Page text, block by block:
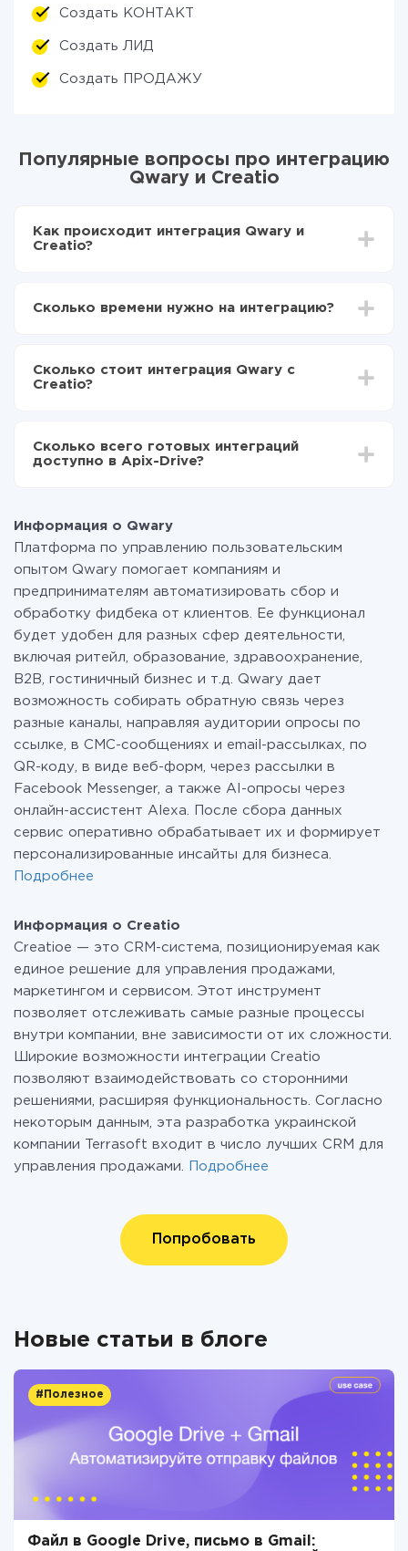
Создать КОНТАКТ
Создать ЛИД
Создать ПРОДАЖУ
Популярные вопросы про интеграцию
Qwary и Creatio
Как происходит интеграция Qwary и
Creatio?
Выбираете какие данные передавать из Qwary в
передаваться из Qwary в Creatio
Сколько времени нужно на интеграцию?
отличаться и составлять от 5-ти до 30-минут. В
среднем настройка занимает 10-15 минут.
Сколько стоит интеграция Qwary с
Creatio?
функционал. Вы оплачиваете только количество
данных, которые по факту передаются из одной
перейти на платный, при необходимости. Подробнее
о тарифах.
Сколько всего готовых интеграций
доступно в Apix-Drive?
Информация о Qwary
Платформа по управлению пользовательским
опытом Qwary помогает компаниям и
предпринимателям автоматизировать сбор и
обработку фидбека от клиентов. Ее функционал
будет удобен для разных сфер деятельности,
включая ритейл, образование, здравоохранение,
B2B, гостиничный бизнес и т.д. Qwary дает
возможность собирать обратную связь через
разные каналы, направляя аудитории опросы по
ссылке, в СМС-сообщениях и email-рассылках, по
QR-коду, в виде веб-форм, через рассылки в
Facebook Messenger, а также AI-опросы через
онлайн-ассистент Alexa. После сбора данных
сервис оперативно обрабатывает их и формирует
персонализированные инсайты для бизнеса.
Подробнее
Информация о Creatio
Creatioe — это CRM-система, позиционируемая как
единое решение для управления продажами,
маркетингом и сервисом. Этот инструмент
позволяет отслеживать самые разные процессы
внутри компании, вне зависимости от их сложности.
Широкие возможности интеграции Creatio
позволяют взаимодействовать со сторонними
решениями, расширяя функциональность. Согласно
некоторым данным, эта разработка украинской
компании Terrasoft входит в число лучших CRM для
управления продажами.
Подробнее
Попробовать
Новые статьи в блоге
#Полезное
Файл в Google Drive, письмо в Gmail: